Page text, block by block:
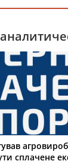
сплачене